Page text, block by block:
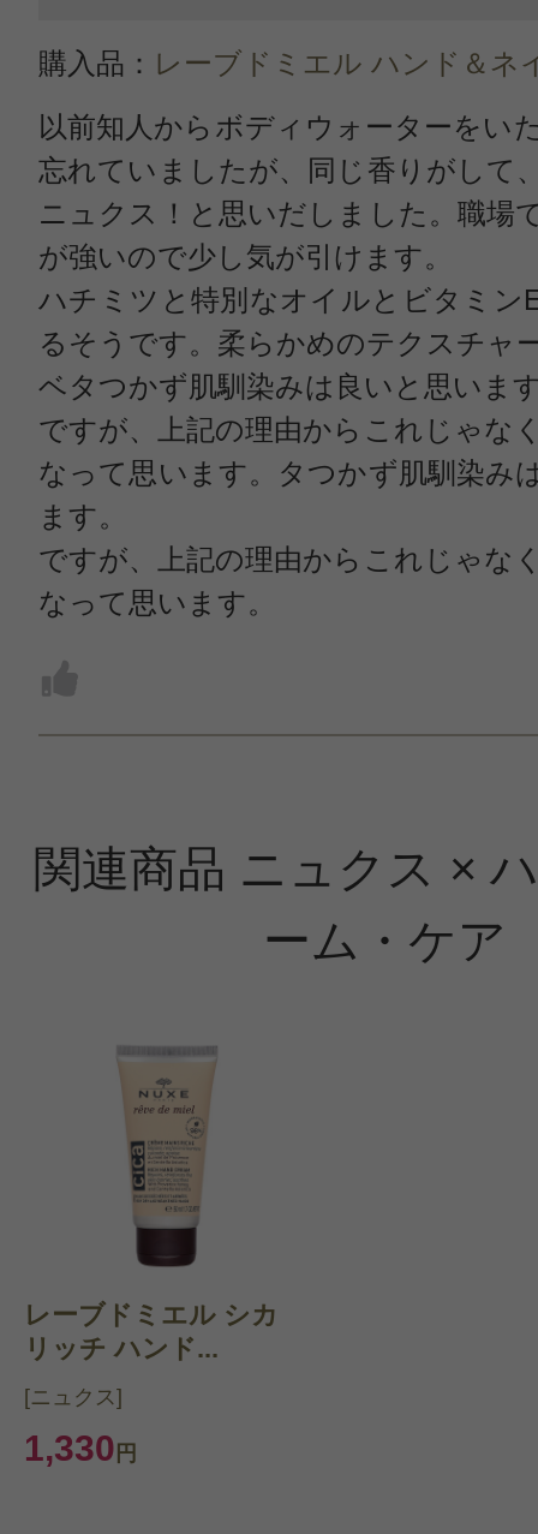
購入品： レーブドミエル ハンド＆ネ
以前知人からボディウォーターをい
忘れていましたが、同じ香りがして
ニュクス！と思いだしました。職場
が強いので少し気が引けます。
ハチミツと特別なオイルとビタミン
るそうです。柔らかめのテクスチャ
ベタつかず肌馴染みは良いと思いま
ですが、上記の理由からこれじゃな
なって思います。タつかず肌馴染み
ます。
ですが、上記の理由からこれじゃな
なって思います。
関連商品 ニュクス ×
ーム・ケア
レーブドミエル シカ
リッチ ハンド...
[ニュクス]
1,330 円